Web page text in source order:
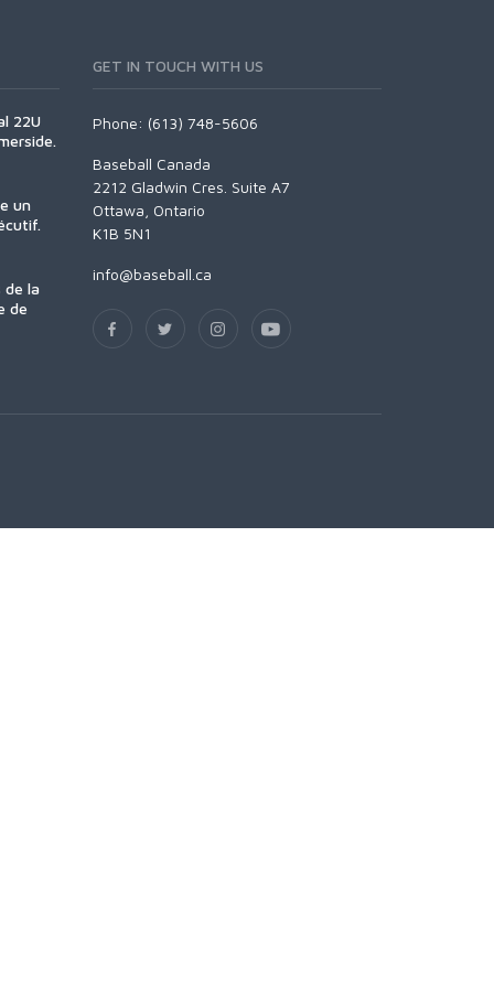
22U
un
de la
de
GET IN TOUCH WITH US
Phone: (613) 748-5606
Baseball Canada
2212 Gladwin Cres. Suite A7
Ottawa, Ontario
K1B 5N1
info@baseball.ca